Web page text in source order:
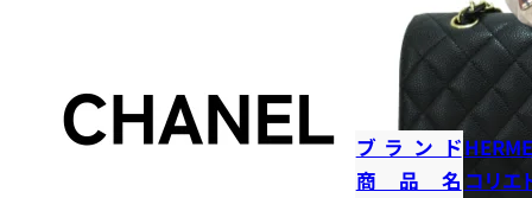
ブランド
商品名 コリエ